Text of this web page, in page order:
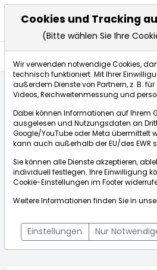
Börse:
US88160R1014]
Aktienkurse
Cookies und Tracking
(Bitte wählen Sie Ihre
Wir verwenden notwendige Cookies,
technisch funktioniert. Mit Ihrer
außerdem Dienste von Partnern, z. B.
Videos, Reichweitenmessung und
Dabei können Informationen auf Ihrem
ausgelesen und Nutzungsdaten an
Google/YouTube oder Meta übermittelt
kann auch außerhalb der EU/des EWR
Sie können alle Dienste akzeptieren,
individuell festlegen. Ihre Einwilligung
Cookie-Einstellungen im Footer
Weitere Informationen finden Sie in
Einstellungen Nur